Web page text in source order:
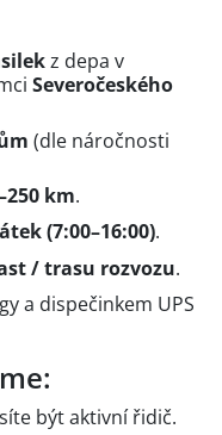
z depa v
Severočeského
(dle náročnosti
km.
(7:00–16:00).
/ trasu rozvozu.
a dispečinkem UPS
být aktivní řidič.